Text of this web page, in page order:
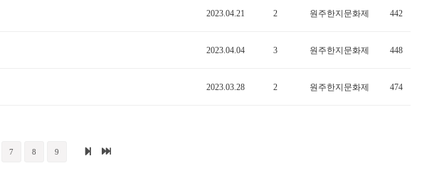
2023.04.21 2 원주한지문화제 442
2023.04.04 3 원주한지문화제 448
2023.03.28 2 원주한지문화제 474
7 8 9